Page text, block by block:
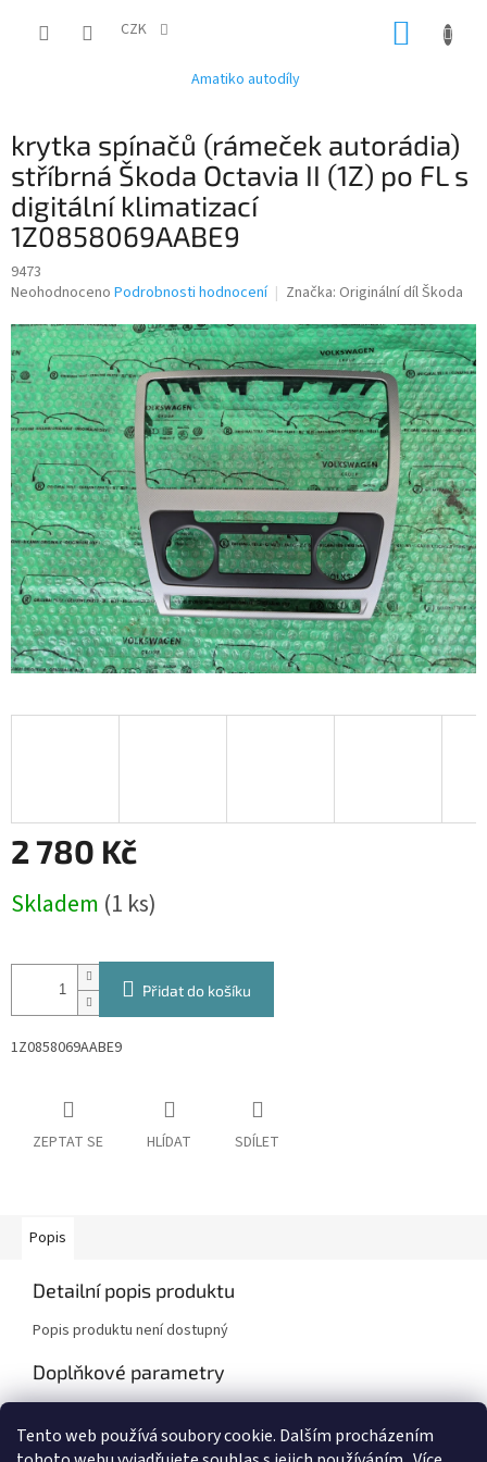
Tento web používá soubory cookie. Dalším procházením
CZK
Amatiko autodíly
krytka spínačů (rámeček autorádia)
stříbrná Škoda Octavia II (1Z) po FL s
digitální klimatizací
1Z0858069AABE9
9473
Průměrné
produktu
je
0,0
z
5
hvězdiček.
Neohodnoceno Podrobnosti hodnocení Značka: Originální díl Škoda
2 780 Kč
cena:
Skladem (1 ks)
Přidat do košíku
1Z0858069AABE9
ZEPTAT SE HLÍDAT SDÍLET
Popis
Detailní popis produktu
Popis produktu není dostupný
Doplňkové parametry
Záruka: 2 roky